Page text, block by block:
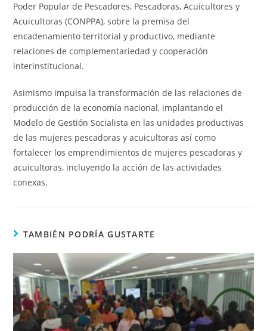
Poder Popular de Pescadores, Pescadoras, Acuicultores y
Acuicultoras (CONPPA), sobre la premisa del
encadenamiento territorial y productivo, mediante
relaciones de complementariedad y cooperación
interinstitucional.
Asimismo impulsa la transformación de las relaciones de
producción de la economía nacional, implantando el
Modelo de Gestión Socialista en las unidades productivas
de las mujeres pescadoras y acuicultoras así como
fortalecer los emprendimientos de mujeres pescadoras y
acuicultoras, incluyendo la acción de las actividades
conexas.
TAMBIÉN PODRÍA GUSTARTE